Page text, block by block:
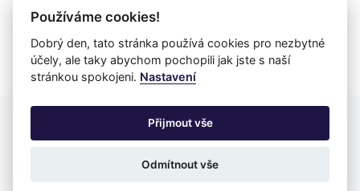
© 2026Hodslavice Všechna práva vyhrazena
Snadné čtení
Prohlášení o ochraně soukromí Prohlášení o přístupnosti
Máte otázku? Zeptejte se na cokoli, co vás
Vyzkoušet
Používáme cookies!
Dobrý den, tato stránka používá cookies pro nezbytné
účely, ale taky abychom pochopili jak jste s naší
stránkou spokojeni. Nastavení
Přijmout vše
Odmítnout vše